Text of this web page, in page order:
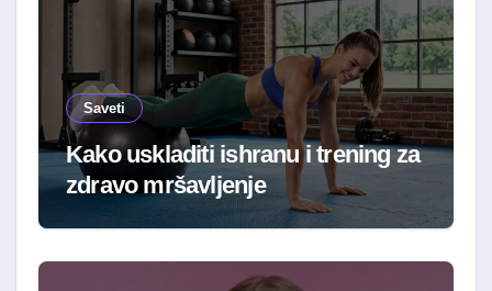
Saveti
Kako uskladiti ishranu i trening za
zdravo mršavljenje